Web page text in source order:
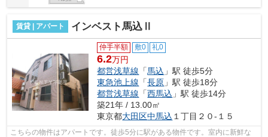
賃貸 | アパート インベスト馬込Ⅱ
仲手半額 敷0 礼0
6.2万円
都営浅草線 「馬込 」駅 徒歩5分
東急池上線 「長原 」駅 徒歩18分
都営浅草線 「西馬込 」駅 徒歩14分
築21年 / 13.00㎡
東京都大田区中馬込 １丁目２０-１５
こちらの物件はアパートです。徒歩5分に駅がある物件です。室内に新鮮な